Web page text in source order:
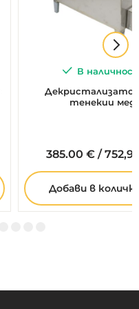
В
Декристализатор
тенекии мед
385.00 € /
Добави в